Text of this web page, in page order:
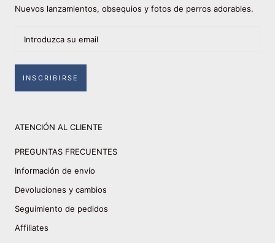
Nuevos lanzamientos, obsequios y fotos de perros adorables.
INSCRIBIRSE
ATENCIÓN AL CLIENTE
PREGUNTAS FRECUENTES
Información de envío
Devoluciones y cambios
Seguimiento de pedidos
Affiliates